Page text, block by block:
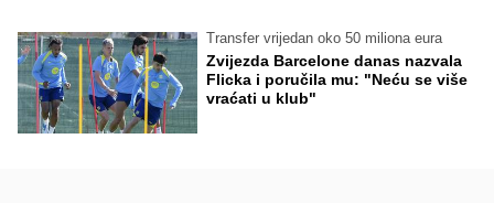
Transfer vrijedan oko 50 miliona eura
Zvijezda Barcelone danas nazvala
Flicka i poručila mu: "Neću se više
vraćati u klub"